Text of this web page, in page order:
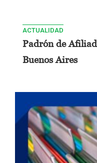
ACTUALIDAD
Padrón de
Buenos Aires